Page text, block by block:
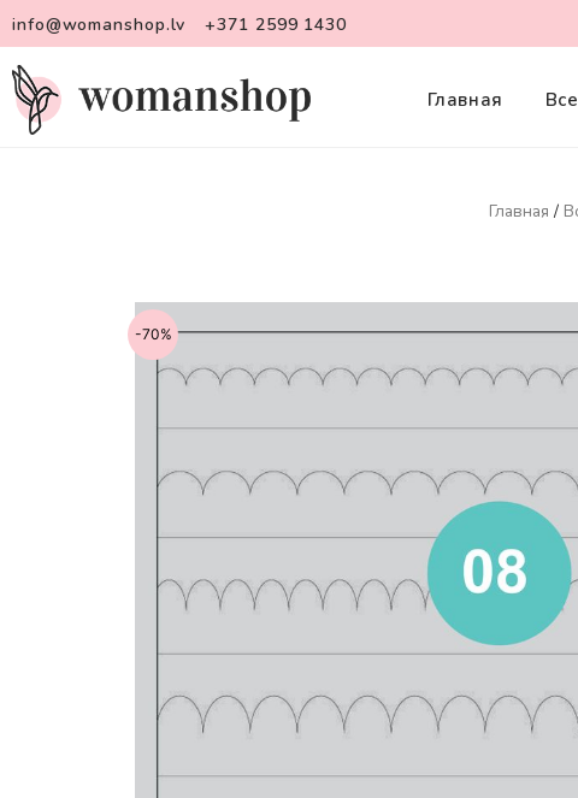
info@womanshop.lv +371 2599 1430
Главная
Главная /
-70%